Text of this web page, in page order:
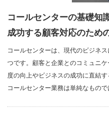
コールセンターの基礎知
成功する顧客対応のため
コールセンターは、現代のビジネ
つです。顧客と企業とのコミュニ
度の向上やビジネスの成功に直結
コールセンター業務は単純なもの